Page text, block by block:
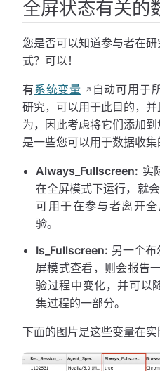
全屏状态有关的
您是否可以知道参与者在
式？可以！
有系统变量
自动可用于
研究，可以用于此目的，
为，因此考虑将它们添加
是一些您可以用于数据收集
Always_Fullscreen: 实
在全屏模式下运行，就
可用于在参与者离开
验。
Is_Fullscreen: 另一个
屏模式查看，则会报告
验过程中变化，并可以
集过程的一部分。
下面的图片是这些变量在实